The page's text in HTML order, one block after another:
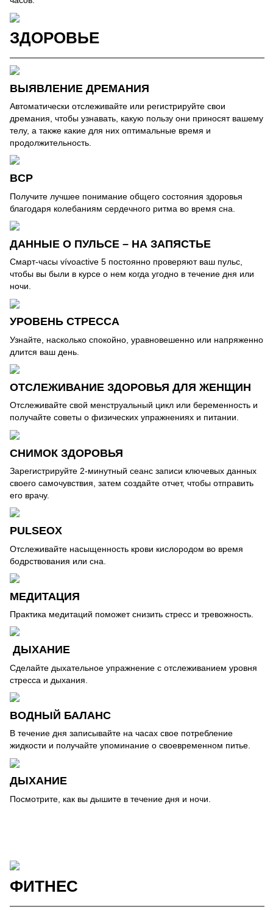
ЗДОРОВЬЕ
ВЫЯВЛЕНИЕ ДРЕМАНИЯ
Автоматически отслеживайте или регистрируйте свои
дремания, чтобы узнавать, какую пользу они приносят вашему
телу, а также какие для них оптимальные время и
продолжительность.
ВCР
Получите лучшее понимание общего состояния здоровья
благодаря колебаниям сердечного ритма во время сна.
ДАННЫЕ О ПУЛЬСЕ – НА ЗАПЯСТЬЕ
Смарт-часы vívoactive 5 постоянно проверяют ваш пульс,
чтобы вы были в курсе о нем когда угодно в течение дня или
ночи.
УРОВЕНЬ СТРЕССА
Узнайте, насколько спокойно, уравновешенно или напряженно
длится ваш день.
ОТСЛЕЖИВАНИЕ ЗДОРОВЬЯ ДЛЯ ЖЕНЩИН
Отслеживайте свой менструальный цикл или беременность и
получайте советы о физических упражнениях и питании.
СНИМОК ЗДОРОВЬЯ
Зарегистрируйте 2-минутный сеанс записи ключевых данных
своего самочувствия, затем создайте отчет, чтобы отправить
его врачу.
PULSEOX
Отслеживайте насыщенность крови кислородом во время
бодрствования или сна.
МЕДИТАЦИЯ
Практика медитаций поможет снизить стресс и тревожность.
ДЫХАНИЕ
Сделайте дыхательное упражнение с отслеживанием уровня
стресса и дыхания.
ВОДНЫЙ БАЛАНС
В течение дня записывайте на часах свое потребление
жидкости и получайте упоминание о своевременном питье.
ДЫХАНИЕ
Посмотрите, как вы дышите в течение дня и ночи.
ФИТНЕС